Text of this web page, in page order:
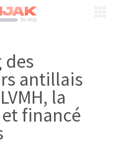
des
antillais
la
financé